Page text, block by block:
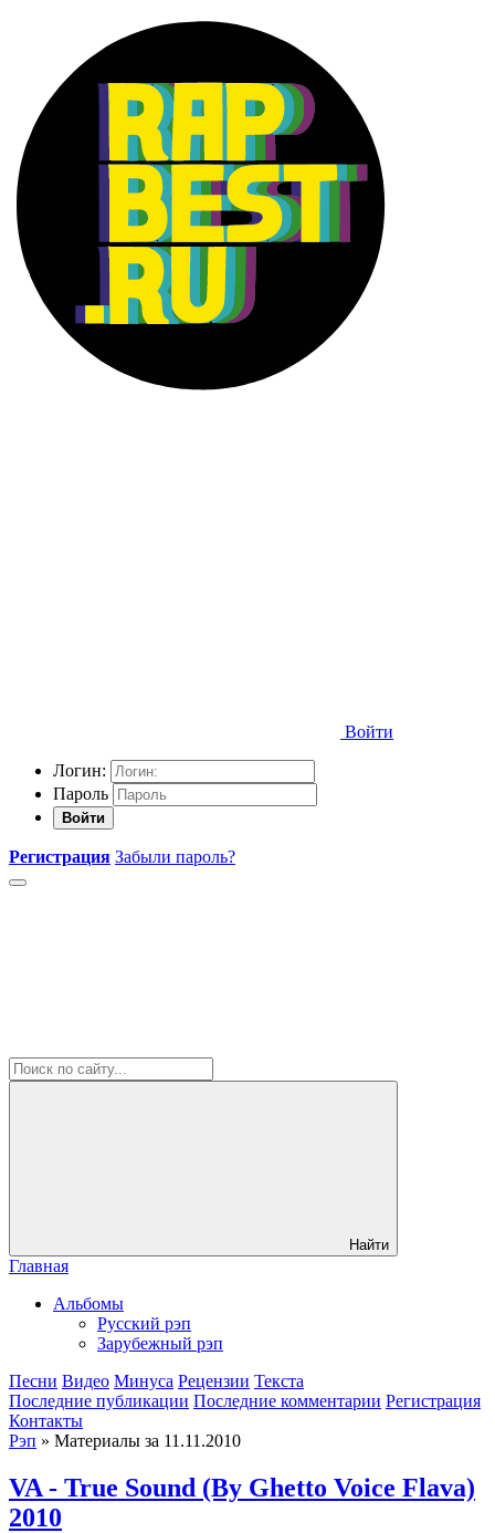
Войти
Логин:
Пароль
Войти
Регистрация Забыли пароль?
Найти
Главная
Альбомы
Русский рэп
Зарубежный рэп
Песни Видео Минуса Рецензии Текста
Последние публикации Последние комментарии Регистрация
Контакты
Рэп » Материалы за 11.11.2010
VA - True Sound (By Ghetto Voice Flava)
2010